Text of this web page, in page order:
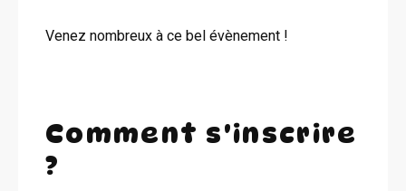
Venez nombreux à ce bel évènement !
Comment s'inscrire
?